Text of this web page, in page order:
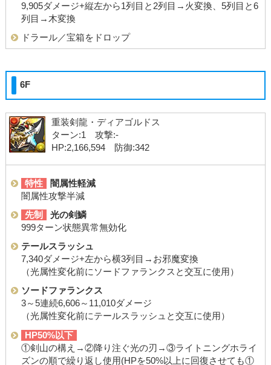
9,905ダメージ+縦左から1列目と2列目→火変換、5列目と6
列目→木変換
ドラール／宝箱をドロップ
6F
重装剣龍・ディアゴルドス
ターン:1 攻撃:-
HP:2,166,594 防御:342
特性
闇属性軽減
闇属性攻撃半減
先制
光の剣鱗
999ターン状態異常無効化
テールスラッシュ
7,340ダメージ+左から横3列目→お邪魔変換
（光属性変化前にソードファランクスと交互に使用）
ソードファランクス
3～5連続6,606～11,010ダメージ
（光属性変化前にテールスラッシュと交互に使用）
HP50%以下
①剣山の構え→②降り注ぐ光の刃→③ライトニングホライ
ズンの順で繰り返し使用(HPを50%以上に回復させても①